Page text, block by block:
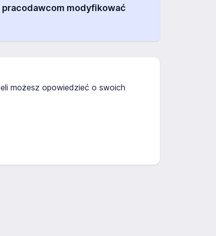
pracodawcom modyfikować
możesz opowiedzieć o swoich